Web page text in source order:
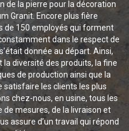
de la pierre pour la décoration
Granit. Encore plus fière
de 150 employés qui forment
dans le respect de
donnée au départ. Ainsi,
la diversité des produits, la fine
de production ainsi que la
satisfaire les clients les plus
chez-nous, en usine, tous les
mesures, de la livraison et
assure d’un travail qui répond